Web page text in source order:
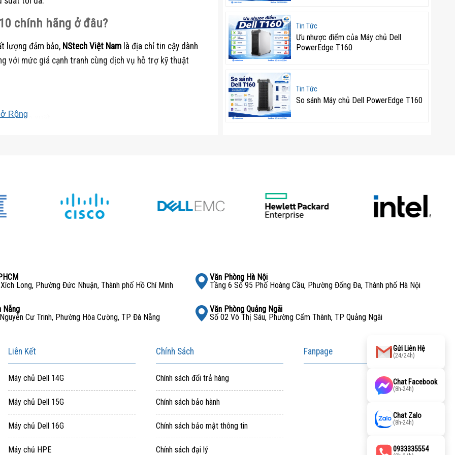
chính hãng ở đâu?
lượng đảm bảo, NStech Việt Nam là địa chỉ tin cậy dành
với mức giá cạnh tranh cùng dịch vụ hỗ trợ kỹ thuật
sản xuất.
Rộng
Tin Tức
Ưu nhược điểm của Máy chủ Dell
PowerEdge T160
Tin Tức
So sánh Máy chủ Dell PowerEdge T160
Long, Phường Đức Nhuận, Thành phố Hồ Chí Minh
Văn Phòng Hà Nội
Tầng 6 Số 95 Phố Hoàng Cầu, Phường Đống Đa, Thành phố Hà Nội
Nẵng
Cư Trinh, Phường Hòa Cường, TP Đà Nẵng
Văn Phòng Quảng Ngãi
Số 02 Võ Thị Sáu, Phường Cẩm Thành, TP Quảng Ngãi
Liên Kết
Máy chủ Dell 14G
Máy chủ Dell 15G
Máy chủ Dell 16G
Máy chủ HPE
Chính Sách
Chính sách đổi trả hàng
Chính sách bảo hành
Chính sách bảo mật thông tin
Chính sách đại lý
Fanpage Gửi Liên Hệ
(24/24h)
Chat Facebook
(8h-24h)
Chat Zalo
(8h-24h)
0933335554